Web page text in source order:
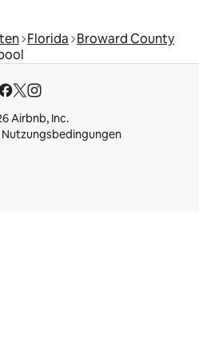
Florida Broward County
Airbnb, Inc.
Nutzungsbedingungen